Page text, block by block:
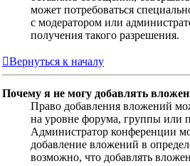
может потребоваться
с модератором или
получения такого разрешения.
Вернуться к началу
Почему я не могу добавлять
Право добавления вложений
на уровне форума, группы или
Администратор конференции
добавление вложений в
возможно, что добавлять